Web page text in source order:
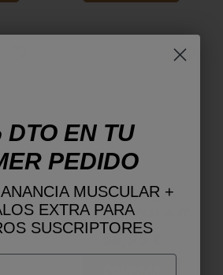
favorite_border
PROTEIN MASS
PROFESSIONAL 4 KG
55,95 €
DTO EN TU
PEDIDO
MUSCULAR +
EXTRA PARA
SUSCRIPTORES